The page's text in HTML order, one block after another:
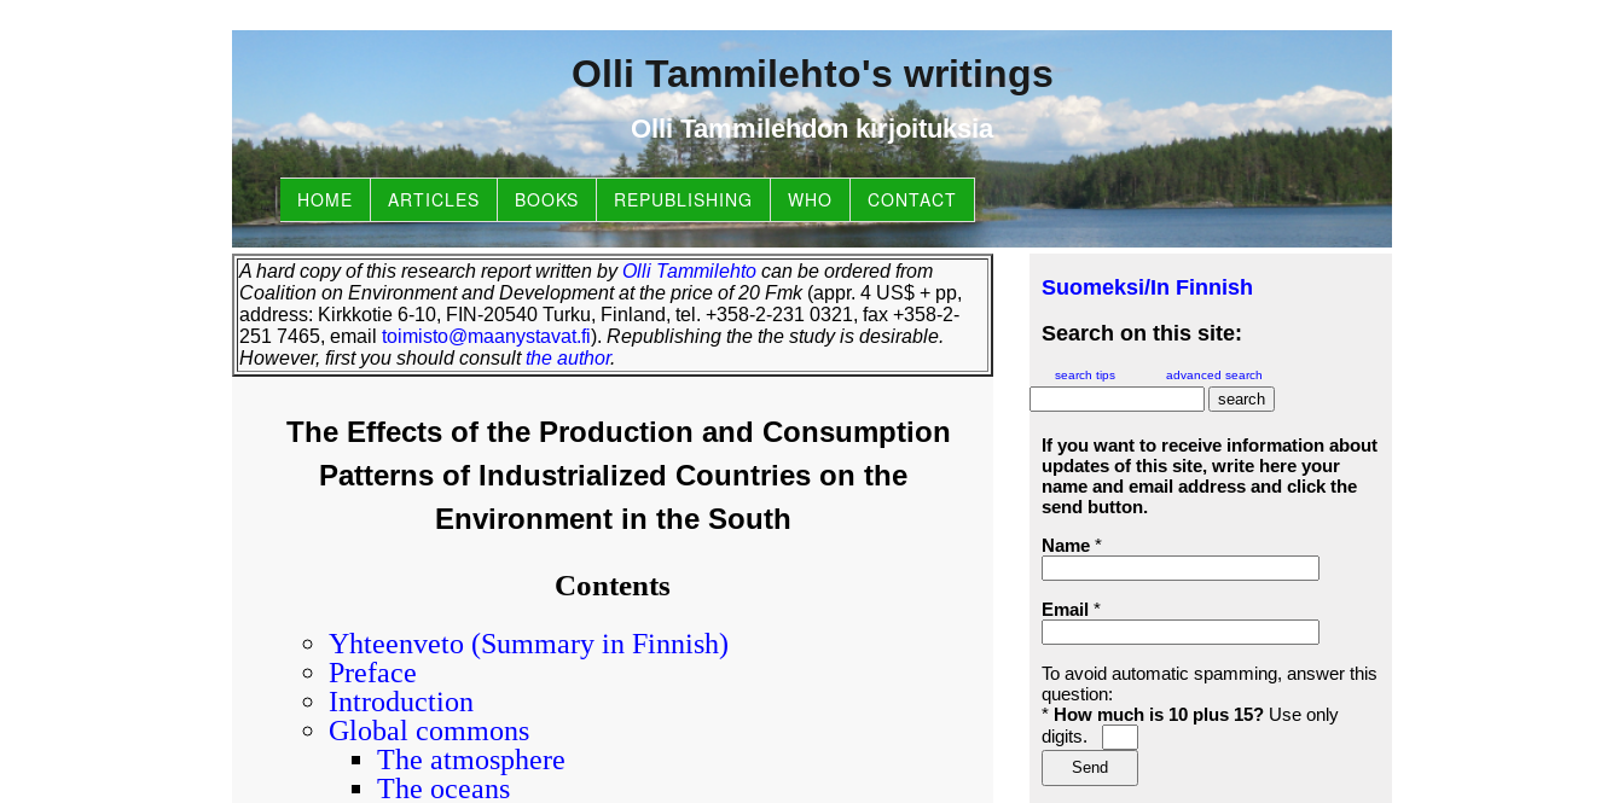
Olli Tammilehto's writings
Olli Tammilehdon kirjoituksia
HOME ARTICLES BOOKS REPUBLISHING WHO CONTACT
Suomeksi/In Finnish
Search on this site:
search tips advanced search
If you want to receive information about
updates of this site, write here your
name and email address and click the
send button.
Name *
Email *
To avoid automatic spamming, answer this
question:
* How much is 10 plus 15? Use only
digits.
A hard copy of this research report written byOlli Tammilehto can be ordered from
Coalition on Environment and Development at the price of 20 Fmk (appr. 4 US$ + pp,
address: Kirkkotie 6-10, FIN-20540 Turku, Finland, tel. +358-2-231 0321, fax +358-2-
251 7465, email toimisto@maanystavat.fi). Republishing the the study is desirable.
However, first you should consultthe author.
The Effects of the Production and Consumption
Patterns of Industrialized Countries on the
Environment in the South
Contents
Yhteenveto (Summary in Finnish)
Preface
Introduction
Global commons
The atmosphere
The oceans